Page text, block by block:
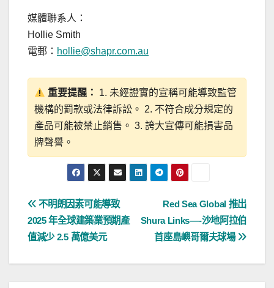
媒體聯系人：
Hollie Smith
電郵： hollie@shapr.com.au
重要提醒：
1. 未經證實的宣稱可能導致監管
機構的罰款或法律訴訟。 2. 不符合成分規定的
產品可能被禁止銷售。 3. 誇大宣傳可能損害品
牌聲譽。
文
章
導
Red Sea Global 推出
Shura Links—-沙地阿拉伯
首座島嶼哥爾夫球場
不明朗因素可能導致
2025 年全球建築業預期產
值減少 2.5 萬億美元